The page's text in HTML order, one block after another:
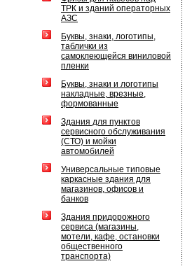
ТРК и зданий операторных
АЗС
Буквы, знаки, логотипы,
таблички из
самоклеющейся виниловой
пленки
Буквы, знаки и логотипы
накладные, врезные,
формованные
Здания для пунктов
сервисного обслуживания
(СТО) и мойки
автомобилей
Универсальные типовые
каркасные здания для
магазинов, офисов и
банков
Здания придорожного
сервиса (магазины,
мотели, кафе, остановки
общественного
транспорта)